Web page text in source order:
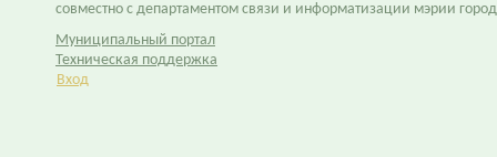
совместно с департаментом связи и информатизации мэрии
Муниципальный портал
Техническая поддержка
Вход